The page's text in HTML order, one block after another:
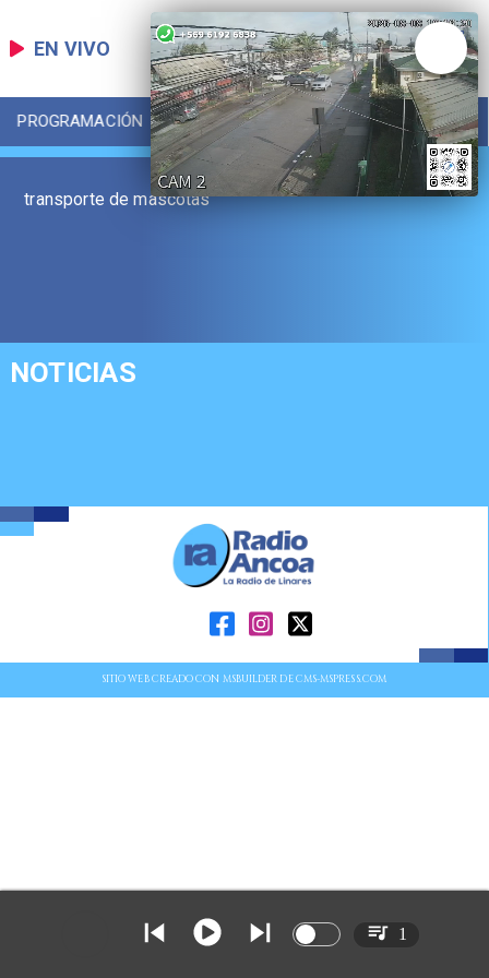
EN VIVO
PROGRAMACIÓN LOCAL DEPORTES
transporte de mascotas
NOTICIAS
SITIO WEB CREADO CON MSBUILDER DE CMS-MSPRESS.COM
1